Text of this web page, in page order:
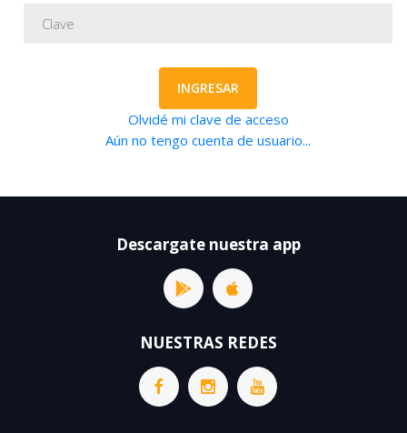
INGRESAR
Olvidé mi clave de acceso
Aún no tengo cuenta de usuario...
Descargate nuestra app
NUESTRAS REDES